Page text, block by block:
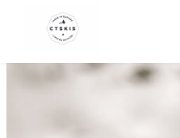
CTSKIS